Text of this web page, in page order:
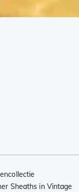
Sheaths in Vintage